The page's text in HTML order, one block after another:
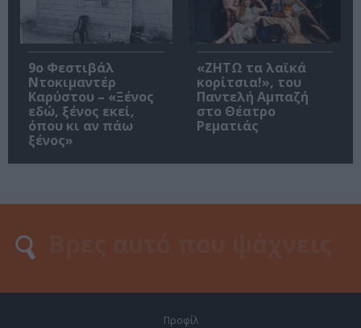
9ο Φεστιβάλ
Ντοκιμαντέρ
Καρύστου – «Ξένος
εδώ, ξένος εκεί,
όπου κι αν πάω
ξένος»
«ΖΗΤΩ τα λαϊκά
κορίτσια!», του
Παντελή Αμπαζή
στο Θέατρο
Ρεματιάς
Προφίλ